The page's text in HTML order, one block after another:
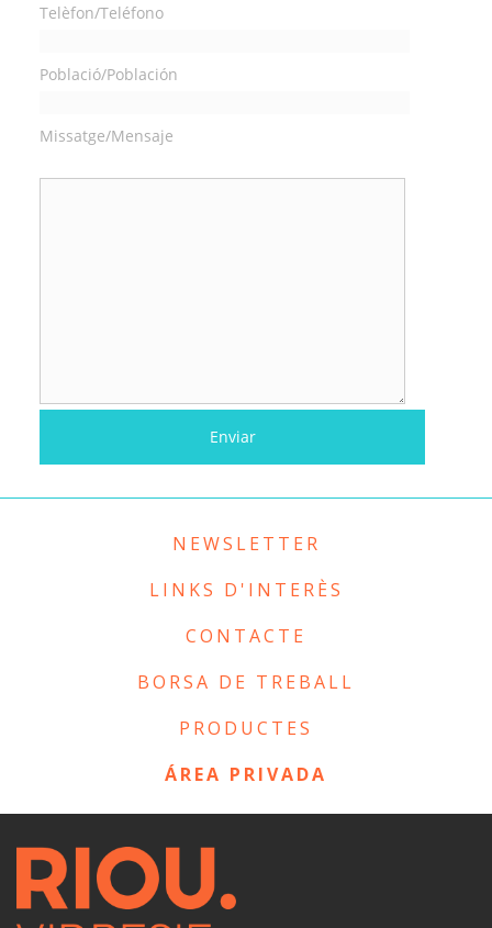
Telèfon/Teléfono
Població/Población
Missatge/Mensaje
NEWSLETTER
LINKS D'INTERÈS
CONTACTE
BORSA DE TREBALL
PRODUCTES
ÁREA PRIVADA